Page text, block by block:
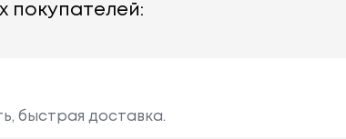
покупателей:
быстрая доставка.